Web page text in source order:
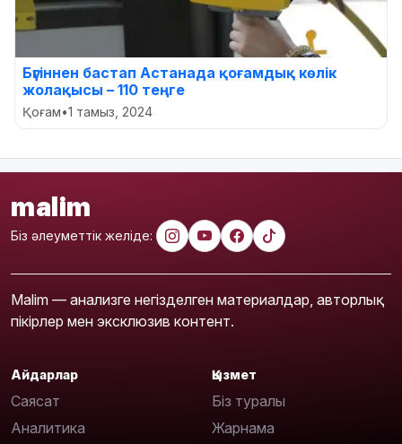
Бүгіннен бастап Астанада қоғамдық көлік
жолақысы – 110 теңге
Қоғам•1 тамыз, 2024
malim
Біз әлеуметтік желіде:
Malim — анализге негізделген материалдар, авторлық
пікірлер мен эксклюзив контент.
Айдарлар
Саясат
Аналитика
Қызмет
Біз туралы
Жарнама